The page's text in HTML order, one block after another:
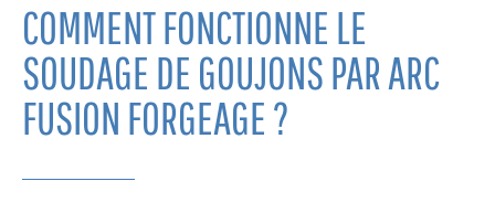
COMMENT FONCTIONNE LE
SOUDAGE DE GOUJONS PAR ARC
FUSION FORGEAGE ?